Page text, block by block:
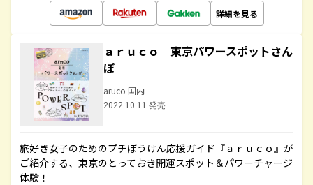
詳細を見る
ａｒｕｃｏ 東京パワースポットさん
ぽ
aruco 国内
2022.10.11 発売
旅好き女子のためのプチぼうけん応援ガイド『ａｒｕｃｏ』が
ご紹介する、東京のとっておき開運スポット＆パワーチャージ
体験！